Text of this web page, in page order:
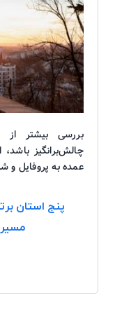
چالش‌برانگیز
عمده به پروفایل
پنج استان